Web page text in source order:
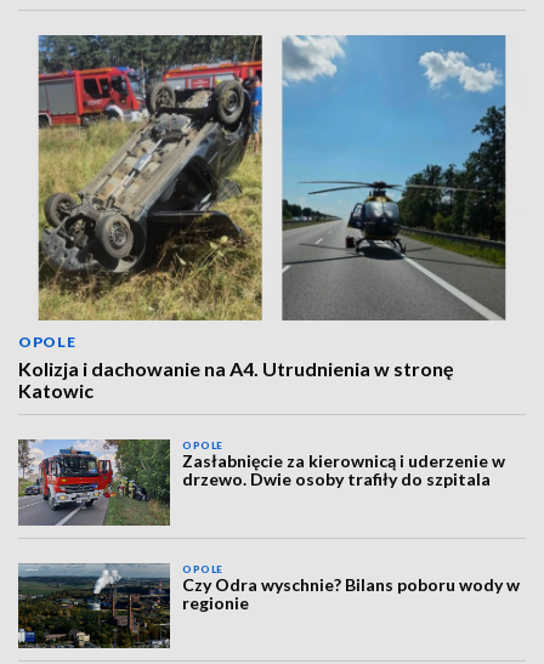
OPOLE
Kolizja i dachowanie na A4. Utrudnienia w stronę
Katowic
OPOLE
Zasłabnięcie za kierownicą i uderzenie w
drzewo. Dwie osoby trafiły do szpitala
OPOLE
Czy Odra wyschnie? Bilans poboru wody w
regionie